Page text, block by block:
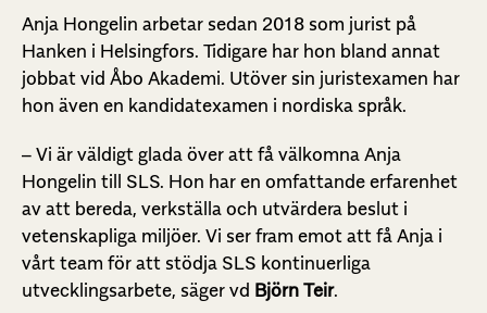
Anja Hongelin arbetar sedan 2018 som jurist på
Hanken i Helsingfors. Tidigare har hon bland annat
jobbat vid Åbo Akademi. Utöver sin juristexamen har
hon även en kandidatexamen i nordiska språk.
– Vi är väldigt glada över att få välkomna Anja
Hongelin till SLS. Hon har en omfattande erfarenhet
av att bereda, verkställa och utvärdera beslut i
vetenskapliga miljöer. Vi ser fram emot att få Anja i
vårt team för att stödja SLS kontinuerliga
utvecklingsarbete, säger vd Björn Teir.